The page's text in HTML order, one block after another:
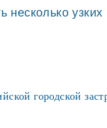
несколько
городской